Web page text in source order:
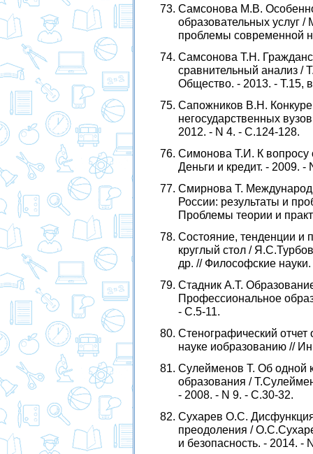
Самсонова М.В.
образовательных услуг
проблемы современной
Самсонова Т.Н.
сравнительный анализ /
Общество. - 2013. - Т.15,
Сапожников В.Н.
негосударственных
2012. - N 4. - С.124-128.
Симонова Т.И. К вопросу
Деньги и кредит. - 2009. -
Смирнова Т.
России: результаты и
Проблемы теории и
Состояние, тенденции и
круглый стол /
др. // Философские
Стадник А.Т.
Профессиональное
- С.5-11.
Стенографический
науке иобразованию //
Сулейменов Т. Об одной
образования /
- 2008. - N 9. - С.30-32.
Сухарев О.С.
преодоления /
и безопасность. - 2014. -